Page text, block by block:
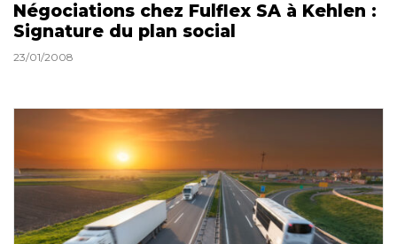
Négociations chez Fulflex SA à Kehlen :
Signature du plan social
23/01/2008